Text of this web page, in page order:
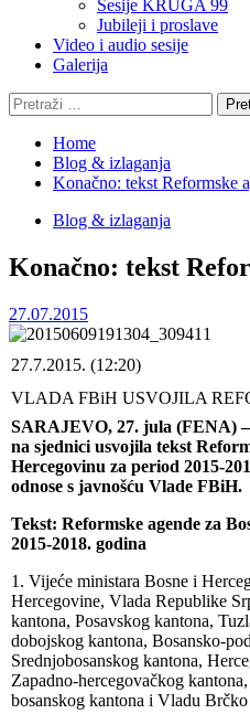
Sesije KRUGA 99
Jubileji i proslave
Video i audio sesije
Galerija
Pretraga:
Home
Blog & izlaganja
Konačno: tekst Reformske
Blog & izlaganja
Konačno: tekst
27.07.2015
27.7.2015. (12:20)
VLADA FBiH USVOJILA
SARAJEVO, 27. jula (FENA)
na sjednici usvojila tekst
Hercegovinu za period 2015-
odnose s javnošću Vlade FBiH.
Tekst: Reformske agende za
2015-2018. godina
1. Vijeće ministara Bosne i
Hercegovine, Vlada Republike
kantona, Posavskog kantona,
dobojskog kantona, Bosansko-
Srednjobosanskog kantona,
Zapadno-hercegovačkog
bosanskog kantona i Vladu